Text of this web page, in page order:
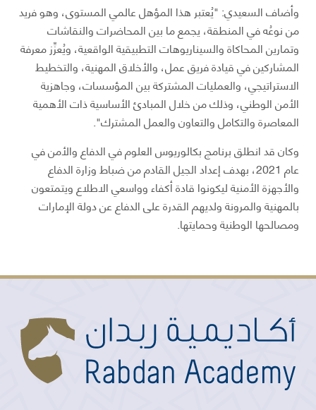
وأضاف السعيدي: "يُعتبر هذا المؤهل عالمي المستوى، وهو فريد
من نوعُه في المنطقة، يجمع ما بين المحاضرات والنقاشات
وتمارين المحاكاة والسيناريوهات التطبيقية الواقعية، ويُعزِّز معرفة
المشاركين في قيادة فريق عمل، والأخلاق المهنية، والتخطيط
الاستراتيجي، والعمليات المشتركة بين المؤسسات، وجاهزية
الأمن الوطني، وذلك من خلال المبادئ الأساسية ذات الأهمية
المعاصرة والتكامل والتعاون والعمل المشترك".
وكان قد انطلق برنامج بكالوريوس العلوم في الدفاع والأمن في
عام 2021، بهدف إعداد الجيل القادم من ضباط وزارة الدفاع
والأجهزة الأمنية ليكونوا قادة أكفاء وواسعي الاطلاع ويتمتعون
بالمهنية والمرونة ولديهم القدرة على الدفاع عن دولة الإمارات
ومصالحها الوطنية وحمايتها.